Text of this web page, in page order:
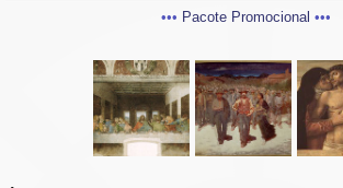
Pacote Promocional